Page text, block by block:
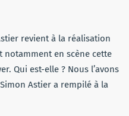
revient à la réalisation
notamment en scène cette
Qui est-elle ? Nous l’avons
Astier a rempilé à la